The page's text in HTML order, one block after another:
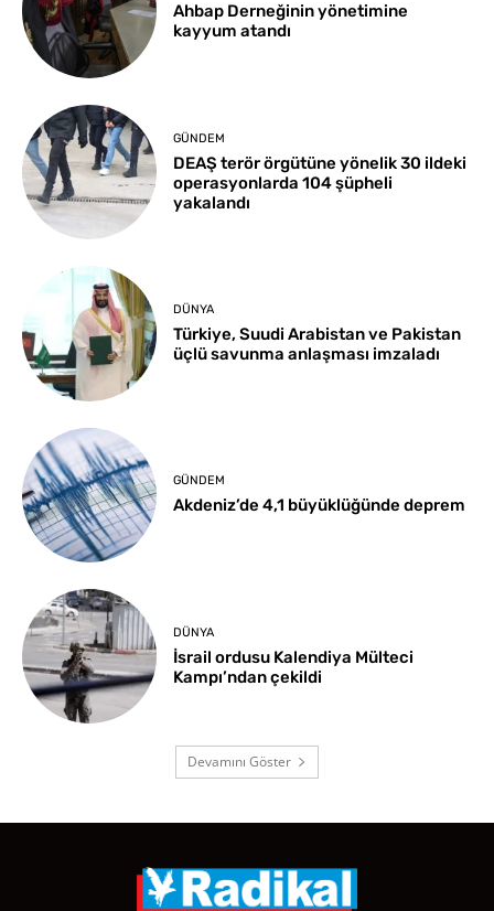
Ahbap Derneğinin yönetimine
kayyum atandı
GÜNDEM
DEAŞ terör örgütüne yönelik 30 ildeki
operasyonlarda 104 şüpheli
yakalandı
DÜNYA
Türkiye, Suudi Arabistan ve Pakistan
üçlü savunma anlaşması imzaladı
GÜNDEM
Akdeniz’de 4,1 büyüklüğünde deprem
DÜNYA
İsrail ordusu Kalendiya Mülteci
Kampı’ndan çekildi
Devamını Göster